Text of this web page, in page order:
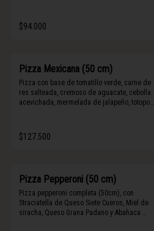
$94.000
Pizza Mexicana (50 cm)
Pizza con base de tomatillo verde, carne de
res salteada, cremoso de aguacate, cebolla
acevichada, mermelada de jalapeño, totopos
$127.500
Pizza Pepperoni (50 cm)
Pizza pepperoni completa (50cm), con
Straciatella de Queso Siete Cueros, Miel de
siracha, Queso Grana Padano y Abahaca